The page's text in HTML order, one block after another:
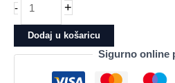
-
SEVERIN
10002430000
količina
+
Dodaj u košaricu
Sigurno online